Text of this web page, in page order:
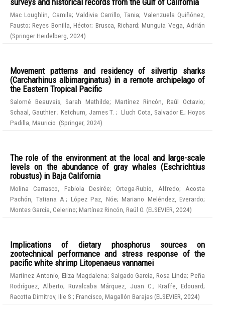
Mac Loughlin, Camila; Valdivia Carrillo, Tania; Valenzuela Quiñónez,
Fausto;Reyes Bonilla, Héctor; Brusca, Richard;Munguia Vega, Adrián
(Springer Heidelberg 2024)
Movement patterns and residency of silvertip sharks
(Carcharhinus albimarginatus) in a remote archipelago of
the Eastern Tropical Pacific
Salomé Beauvais, Sarah Mathilde; Martínez Rincón, Raúl Octavio;
Schaal, Gauthier;Ketchum, James T.; Lluch Cota, Salvador E.;Hoyos
Padilla, Mauricio (Springer, 2024)
The role of the environment at the local and large-scale
levels on the abundance of gray whales (Eschrichtius
robustus) in Baja California
Molina Carrasco, Fabiola Desirée;Ortega-Rubio, Alfredo; Acosta
Pachón, Tatiana A. ; López Paz, Nóe; Mariano Meléndez, Everardo;
Montes García, Celerino; Martínez Rincón, Raúl O. (ELSEVIER 2024)
Implications of dietary phosphorus sources on
zootechnical performance and stress response of the
pacific white shrimp Litopenaeus vannamei
Martinez Antonio, Eliza Magdalena; Salgado García, Rosa Linda; Peña
Rodríguez, Alberto;Ruvalcaba Márquez, Juan C. ; Kraffe, Edouard;
Racotta Dimitrov, Ilie S. ; Francisco, Magallón Barajas (ELSEVIER 2024)